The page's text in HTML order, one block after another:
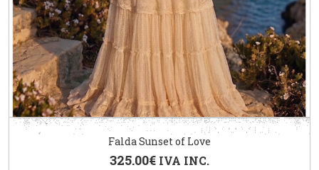
Falda Sunset of Love
325.00€ IVA INC.